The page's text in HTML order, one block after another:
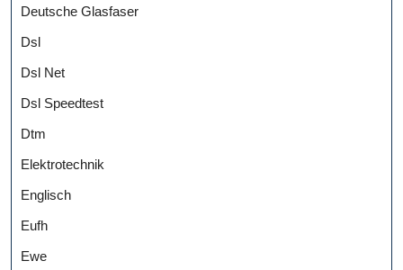
Deutsche Glasfaser
Dsl
Dsl Net
Dsl Speedtest
Dtm
Elektrotechnik
Englisch
Eufh
Ewe